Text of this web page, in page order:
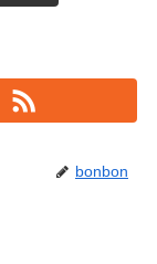
bonbon